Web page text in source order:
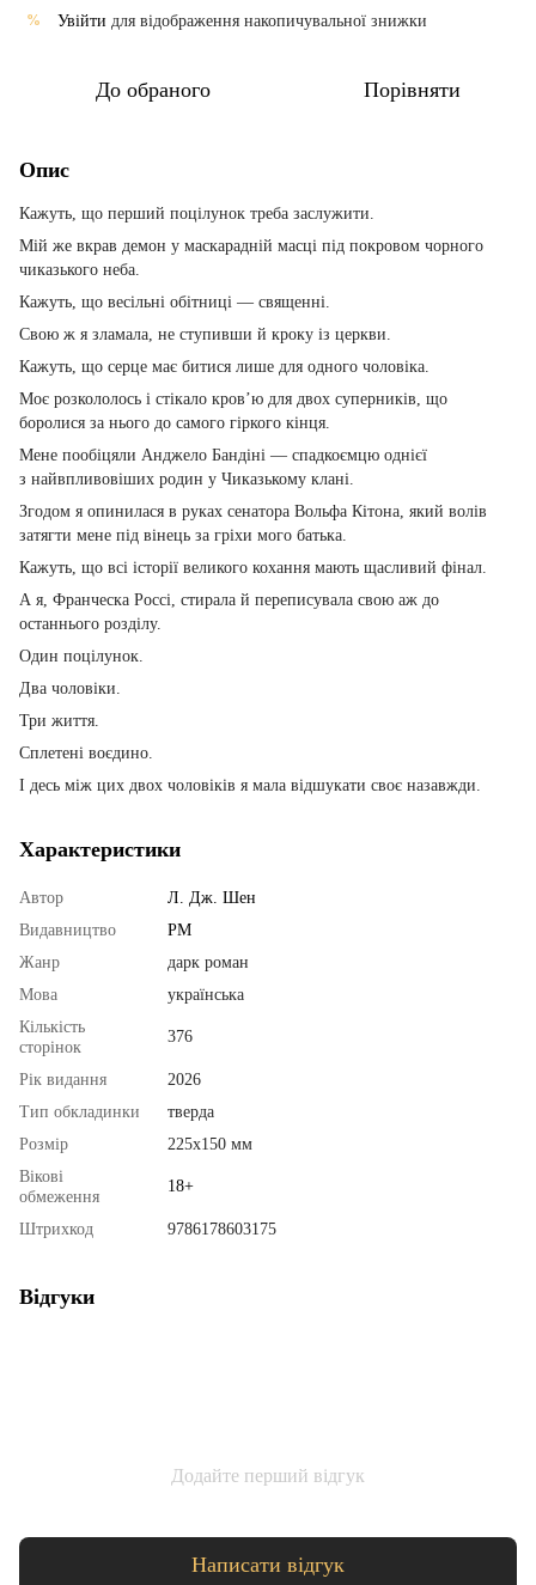
% Увійти для відображення накопичувальної знижки
До обраного Порівняти
Опис
Кажуть, що перший поцілунок треба заслужити.
Мій же вкрав демон у маскарадній масці під покровом чорного
чиказького неба.
Кажуть, що весільні обітниці — священні.
Свою ж я зламала, не ступивши й кроку із церкви.
Кажуть, що серце має битися лише для одного чоловіка.
Моє розкололось і стікало кров’ю для двох суперників, що
боролися за нього до самого гіркого кінця.
Мене пообіцяли Анджело Бандіні — спадкоємцю однієї
з найвпливовіших родин у Чиказькому клані.
Згодом я опинилася в руках сенатора Вольфа Кітона, який волів
затягти мене під вінець за гріхи мого батька.
Кажуть, що всі історії великого кохання мають щасливий фінал.
А я, Франческа Россі, стирала й переписувала свою аж до
останнього розділу.
Один поцілунок.
Два чоловіки.
Три життя.
Сплетені воєдино.
І десь між цих двох чоловіків я мала відшукати своє назавжди.
Характеристики
Автор
Л. Дж. Шен
Видавництво
РМ
Жанр
дарк роман
Мова
українська
Кількість
сторінок
376
Рік видання
2026
Тип обкладинки
тверда
Розмір
225х150 мм
Вікові
обмеження
18+
Штрихкод 9786178603175
Відгуки
Додайте перший відгук
Написати відгук